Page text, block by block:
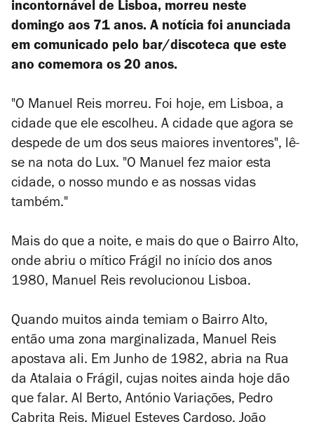
incontornável de Lisboa, morreu neste
domingo aos 71 anos. A notícia foi anunciada
em comunicado pelo bar/discoteca que este
ano comemora os 20 anos.
"O Manuel Reis morreu. Foi hoje, em Lisboa, a
cidade que ele escolheu. A cidade que agora se
despede de um dos seus maiores inventores", lê-
se na nota do Lux. "O Manuel fez maior esta
cidade, o nosso mundo e as nossas vidas
também."
Mais do que a noite, e mais do que o Bairro Alto,
onde abriu o mítico Frágil no início dos anos
1980, Manuel Reis revolucionou Lisboa.
Quando muitos ainda temiam o Bairro Alto,
então uma zona marginalizada, Manuel Reis
apostava ali. Em Junho de 1982, abria na Rua
da Atalaia o Frágil, cujas noites ainda hoje dão
que falar. Al Berto, António Variações, Pedro